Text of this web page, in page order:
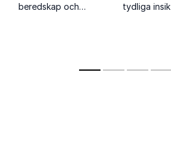
beredskap och
pedagogik och
tydliga